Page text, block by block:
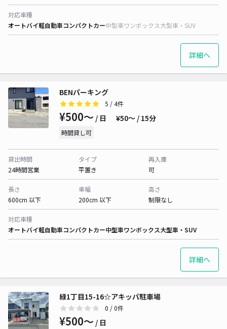
対応車種
オートバイ軽自動車コンパクトカー中型車ワンボックス大型車・SUV
詳細へ
BENパーキング
5 / 4件
¥500〜 / 日 ¥50〜 / 15分
時間貸し可
貸出時間
24時間営業
タイプ
平置き
再入庫
可
長さ
600cm 以下
車幅
200cm 以下
高さ
制限なし
対応車種
オートバイ軽自動車コンパクトカー中型車ワンボックス大型車・SUV
詳細へ
緑1丁目15-16☆アキッパ駐車場
0 / 0件
¥500〜 / 日